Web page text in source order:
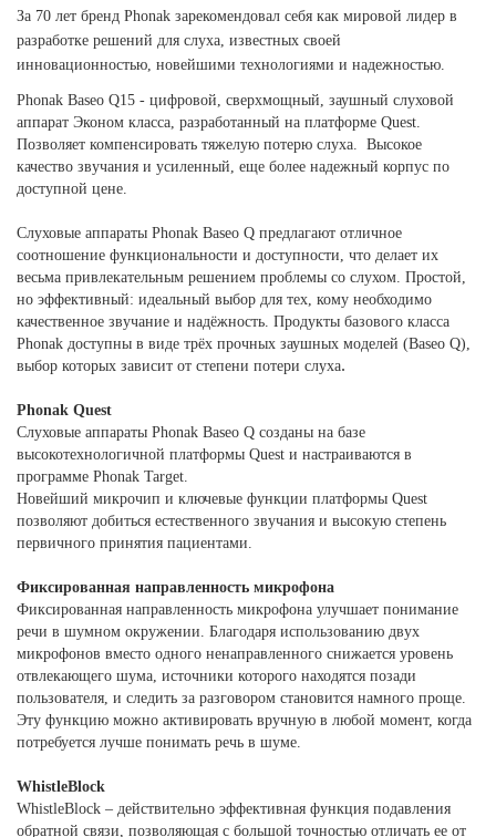
За 70 лет бренд Phonak зарекомендовал себя как мировой лидер в
разработке решений для слуха, известных своей
инновационностью, новейшими технологиями и надежностью.
Phonak Baseo Q15 - цифровой, сверхмощный, заушный слуховой
аппарат Эконом класса, разработанный на платформе Quest.
Позволяет компенсировать тяжелую потерю слуха. Высокое
качество звучания и усиленный, еще более надежный корпус по
доступной цене.
Слуховые аппараты Phonak Baseo Q предлагают отличное
соотношение функциональности и доступности, что делает их
весьма привлекательным решением проблемы со слухом. Простой,
но эффективный: идеальный выбор для тех, кому необходимо
качественное звучание и надёжность. Продукты базового класса
Phonak доступны в виде трёх прочных заушных моделей (Baseo Q),
выбор которых зависит от степени потери слуха.
Phonak Quest
Слуховые аппараты Phonak Baseo Q созданы на базе
высокотехнологичной платформы Quest и настраиваются в
программе Phonak Target.
Новейший микрочип и ключевые функции платформы Quest
позволяют добиться естественного звучания и высокую степень
первичного принятия пациентами.
Фиксированная направленность микрофона
Фиксированная направленность микрофона улучшает понимание
речи в шумном окружении. Благодаря использованию двух
микрофонов вместо одного ненаправленного снижается уровень
отвлекающего шума, источники которого находятся позади
пользователя, и следить за разговором становится намного проще.
Эту функцию можно активировать вручную в любой момент, когда
потребуется лучше понимать речь в шуме.
WhistleBlock
WhistleBlock – действительно эффективная функция подавления
обратной связи, позволяющая с большой точностью отличать ее от